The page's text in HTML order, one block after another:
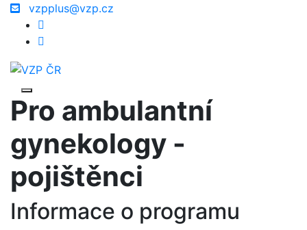
vzpplus@vzp.cz
Pro ambulantní
gynekology -
pojištěnci
Informace o programu